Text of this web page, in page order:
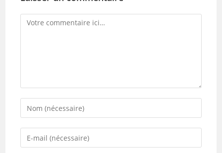
Comment
Enter
your
name
Enter
your